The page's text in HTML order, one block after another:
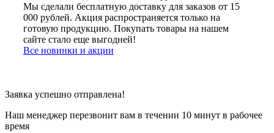
Мы сделали бесплатную доставку для заказов от 15
000 рублей. Акция распространяется только на
готовую продукцию. Покупать товары на нашем
сайте стало еще выгодней!
Все новинки и акции
Заявка успешно отправлена!
Наш менеджер перезвонит вам в течении 10 минут в рабочее
время